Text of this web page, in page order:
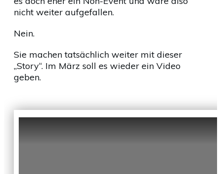
nicht weiter aufgefallen.
Nein.
Sie machen tatsächlich weiter mit dieser
„Story“. Im März soll es wieder ein Video
geben.